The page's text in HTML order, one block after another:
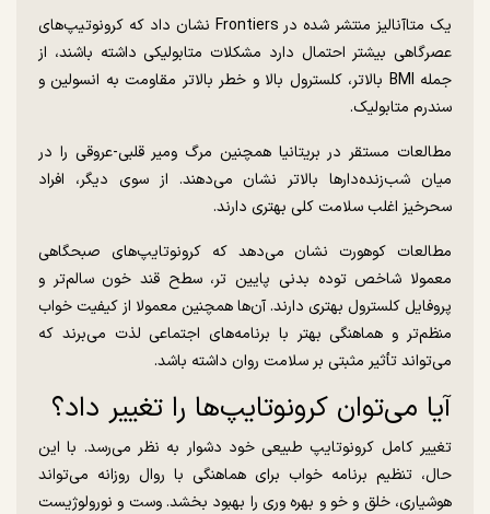
یک متاآنالیز منتشر شده در Frontiers نشان داد که کرونوتیپ‌های
عصرگاهی بیشتر احتمال دارد مشکلات متابولیکی داشته باشند، از
جمله BMI بالاتر، کلسترول بالا و خطر بالاتر مقاومت به انسولین و
سندرم متابولیک.
مطالعات مستقر در بریتانیا همچنین مرگ ومیر قلبی-عروقی را در
میان شب‌زنده‌دارها بالاتر نشان می‌دهند. از سوی دیگر، افراد
سحرخیز اغلب سلامت کلی بهتری دارند.
مطالعات کوهورت نشان می‌دهد که کرونوتایپ‌های صبحگاهی
معمولا شاخص توده بدنی پایین تر، سطح قند خون سالم‌تر و
پروفایل کلسترول بهتری دارند. آن‌ها همچنین معمولا از کیفیت خواب
منظم‌تر و هماهنگی بهتر با برنامه‌های اجتماعی لذت می‌برند که
می‌تواند تأثیر مثبتی بر سلامت روان داشته باشد.
آیا می‌توان کرونوتایپ‌ها را تغییر داد؟
تغییر کامل کرونوتایپ طبیعی خود دشوار به نظر می‌رسد. با این
حال، تنظیم برنامه خواب برای هماهنگی با روال روزانه می‌تواند
هوشیاری، خلق و خو و بهره وری را بهبود بخشد. وست و نورولوژیست